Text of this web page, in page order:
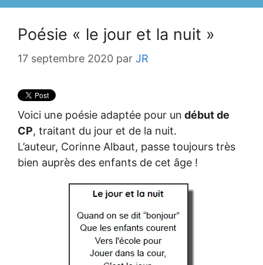
Poésie « le jour et la nuit »
17 septembre 2020 par JR
Voici une poésie adaptée pour un début de
CP, traitant du jour et de la nuit.
L’auteur, Corinne Albaut, passe toujours très
bien auprès des enfants de cet âge !